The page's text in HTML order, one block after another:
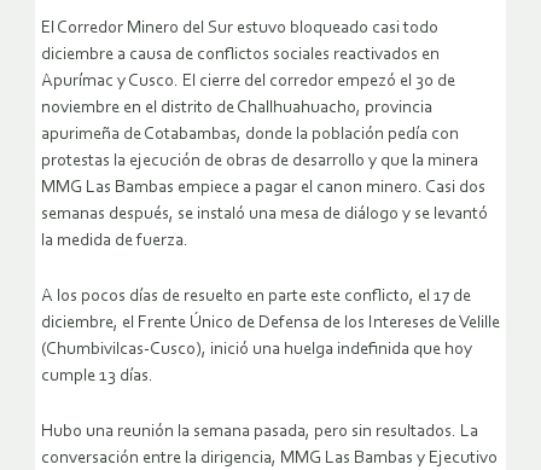
El Corredor Minero del Sur estuvo bloqueado casi todo
diciembre a causa de conflictos sociales reactivados en
Apurímac y Cusco. El cierre del corredor empezó el 30 de
noviembre en el distrito de Challhuahuacho, provincia
apurimeña de Cotabambas, donde la población pedía con
protestas la ejecución de obras de desarrollo y que la minera
MMG Las Bambas empiece a pagar el canon minero. Casi dos
semanas después, se instaló una mesa de diálogo y se levantó
la medida de fuerza.
A los pocos días de resuelto en parte este conflicto, el 17 de
diciembre, el Frente Único de Defensa de los Intereses de Velille
(Chumbivilcas-Cusco), inició una huelga indefinida que hoy
cumple 13 días.
Hubo una reunión la semana pasada, pero sin resultados. La
conversación entre la dirigencia, MMG Las Bambas y Ejecutivo